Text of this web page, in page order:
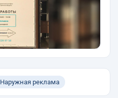
Наружная реклама